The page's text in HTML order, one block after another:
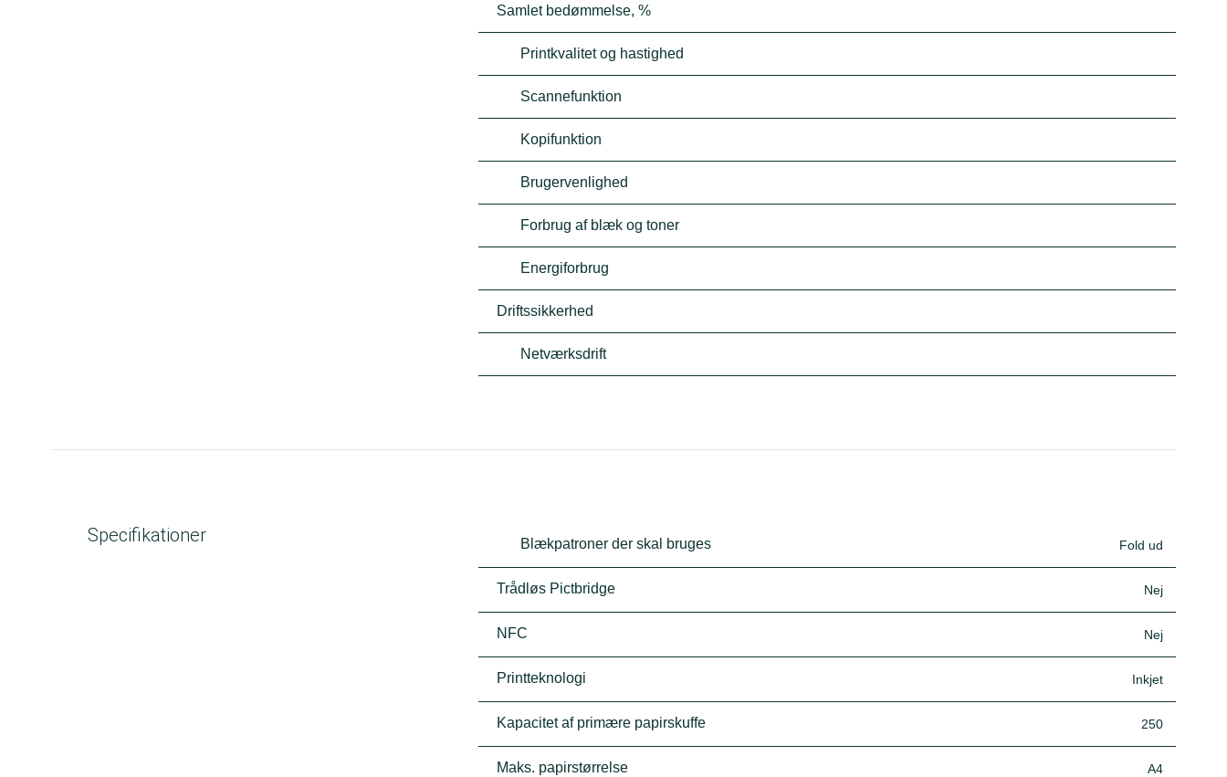
Samlet bedømmelse, %
Printkvalitet og hastighed
Scannefunktion
Kopifunktion
Brugervenlighed
Forbrug af blæk og toner
Energiforbrug
Driftssikkerhed
Netværksdrift
Specifikationer Blækpatroner der skal bruges Fold ud
Trådløs Pictbridge Nej
NFC Nej
Printteknologi Inkjet
Kapacitet af primære papirskuffe 250
Maks. papirstørrelse A4